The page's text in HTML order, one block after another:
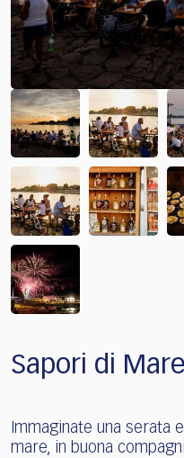
Sapori di Mare
Immaginate una serata
mare, in buona